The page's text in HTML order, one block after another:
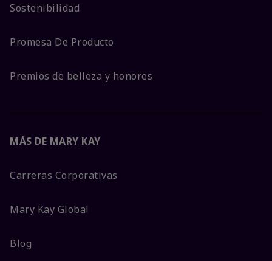
Sostenibilidad
Promesa De Producto
Premios de belleza y honores
MÁS DE MARY KAY
Carreras Corporativas
Mary Kay Global
Blog